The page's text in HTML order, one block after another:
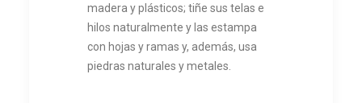
madera y plásticos; tiñe sus telas e
hilos naturalmente y las estampa
con hojas y ramas y, además, usa
piedras naturales y metales.